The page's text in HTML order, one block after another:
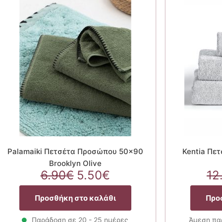
Palamaiki Πετσέτα Προσώπου 50×90
Brooklyn Olive
6.90€ Original
price
was:
6.90€.
5.50€Η
τρέχουσα
τιμή
είναι:
Προσθήκη στο καλάθι
Παράδοση σε 20 - 25 ημέρες
Kentia
Άμεση